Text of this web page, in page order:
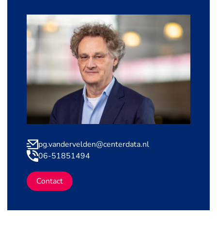
pg.vandervelden@centerdata.nl
06-51851494
Contact